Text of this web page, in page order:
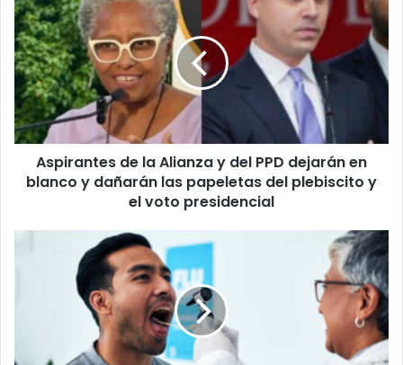
de
la
Alianza
y
del
PPD
dejarán
en
blancoAspirantes de la Alianza y del PPD dejarán en
blanco y dañarán las papeletas del plebiscito y
el voto presidencial
Comprensivo